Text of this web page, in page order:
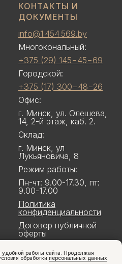
работы сайта. Продолжая
обработки персональных данных
КОНТАКТЫ И
ДОКУМЕНТЫ
info@1 454 569.by
Многокональный:
+375 (29) 145−45−69
Городской:
+375 (17) 300−48−26
Офис:
г. Минск, ул. Олешева,
14, 2-й этаж, каб. 2.
Склад:
г. Минск, ул
Лукьяновича, 8
Режим работы:
Пн-чт: 9.00-17.30, пт:
9.00-17.00
Политика
конфиденциальности
Договор публичной
оферты